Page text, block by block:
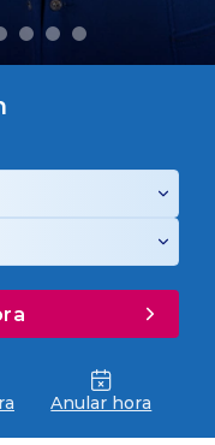
Anular hora